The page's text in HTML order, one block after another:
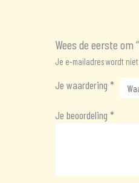
Wees de eerste om
Je e-mailadres wordt
Je waardering*
Je beoordeling*